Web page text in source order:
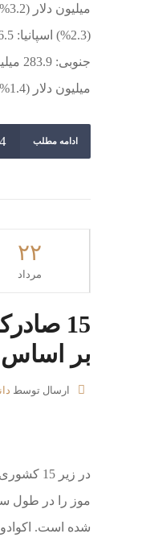
میلیون دلار (1.4%) از...
ادامه مطلب
۲۲
مرداد
15
بر
ارسال توسط
در زیر